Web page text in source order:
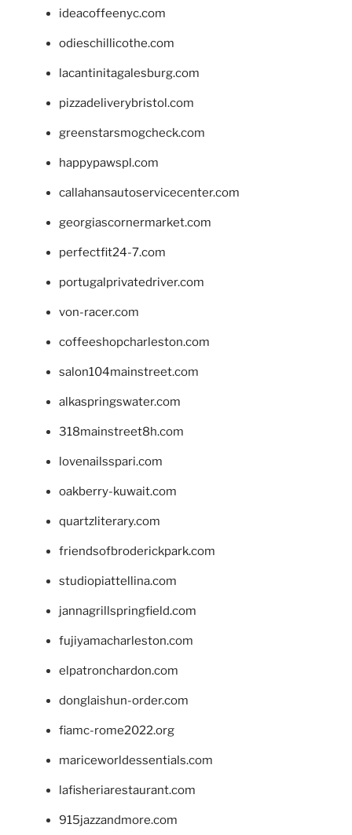
ideacoffeenyc.com
odieschillicothe.com
lacantinitagalesburg.com
pizzadeliverybristol.com
greenstarsmogcheck.com
happypawspl.com
callahansautoservicecenter.com
georgiascornermarket.com
perfectfit24-7.com
portugalprivatedriver.com
von-racer.com
coffeeshopcharleston.com
salon104mainstreet.com
alkaspringswater.com
318mainstreet8h.com
lovenailsspari.com
oakberry-kuwait.com
quartzliterary.com
friendsofbroderickpark.com
studiopiattellina.com
jannagrillspringfield.com
fujiyamacharleston.com
elpatronchardon.com
donglaishun-order.com
fiamc-rome2022.org
mariceworldessentials.com
lafisheriarestaurant.com
915jazzandmore.com